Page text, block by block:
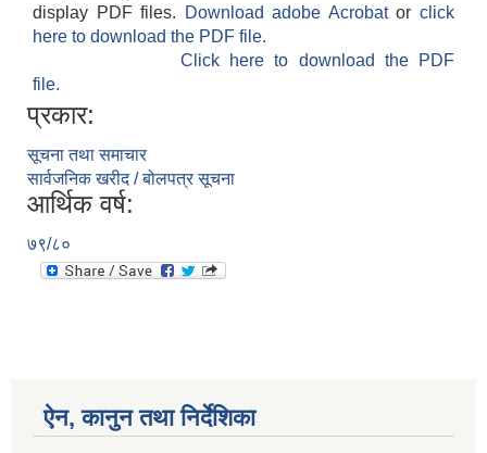
display PDF files.
Download adobe Acrobatorclick
here to download the PDF file.
Click here to download the PDF
file.
प्रकार:
सूचना तथा समाचार
सार्वजनिक खरीद / बोलपत्र सूचना
आर्थिक वर्ष:
७९/८०
ऐन, कानुन तथा निर्देशिका